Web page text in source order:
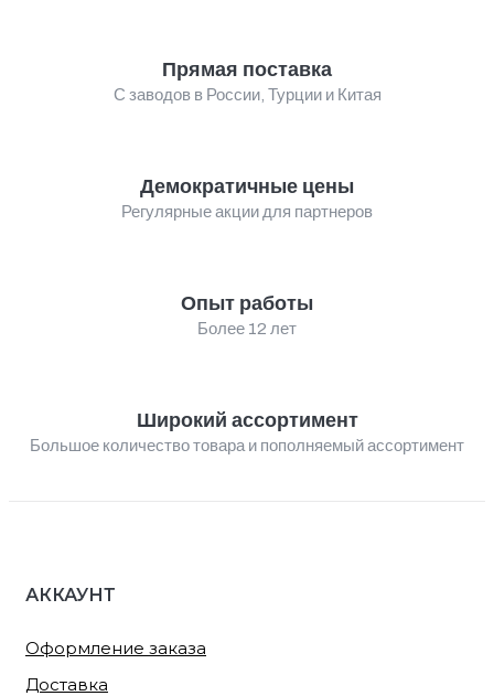
Прямая поставка
С заводов в России, Турции и Китая
Демократичные цены
Регулярные акции для партнеров
Опыт работы
Более 12 лет
Широкий ассортимент
Большое количество товара и пополняемый ассортимент
АККАУНТ
Оформление заказа
Доставка